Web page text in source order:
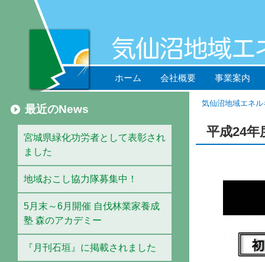
ホーム 会社概要 事業案内
気仙沼地域エネ
平成24年
最近のNews
宮城県緑化功労者として表彰され
ました
地域おこし協力隊募集中！
5月末～6月開催 自伐林業家養成
塾 森のアカデミー
『月刊石垣』に掲載されました